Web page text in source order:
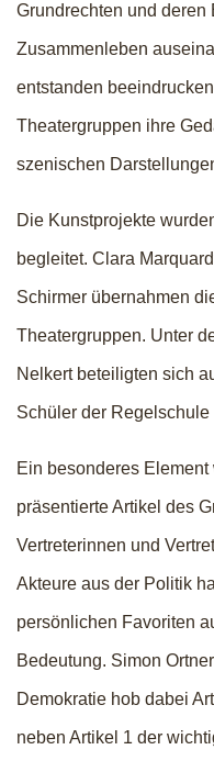
Grundrechten und deren
Zusammenleben
entstanden
Theatergruppen ihre
szenischen
Die Kunstprojekte
begleitet. Clara
Schirmer übernahmen
Theatergruppen. Unter
Nelkert beteiligten sich
Schüler der
Ein besonderes
präsentierte Artikel des
Vertreterinnen und
Akteure aus der Politik
persönlichen Favoriten
Bedeutung. Simon
Demokratie hob dabei
neben Artikel 1 der